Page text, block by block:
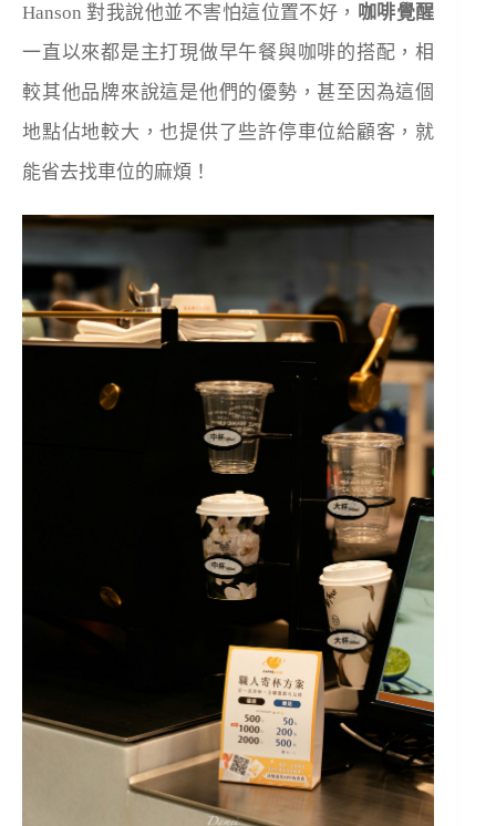
Hanson 對我說他並不害怕這位置不好， 咖啡覺醒
一直以來都是主打現做早午餐與咖啡的搭配，相
較其他品牌來說這是他們的優勢，甚至因為這個
地點佔地較大，也提供了些許停車位給顧客，就
能省去找車位的麻煩！